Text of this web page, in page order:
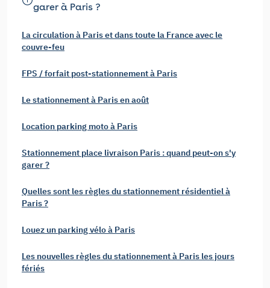
garer à Paris ?
La circulation à Paris et dans toute la France avec le
couvre-feu
FPS / forfait post-stationnement à Paris
Le stationnement à Paris en août
Location parking moto à Paris
Stationnement place livraison Paris : quand peut-on s'y
garer ?
Quelles sont les règles du stationnement résidentiel à
Paris ?
Louez un parking vélo à Paris
Les nouvelles règles du stationnement à Paris les jours
fériés